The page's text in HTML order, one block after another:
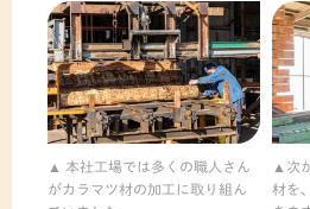
本社工場では多くの職人さん
がカラマツ材の加工に取り組ん
次
材を